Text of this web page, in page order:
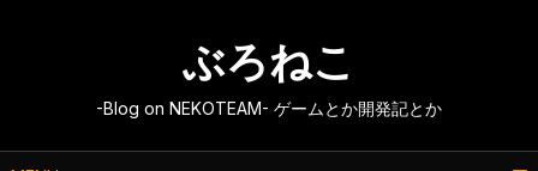
ぶろねこ
-Blog on NEKOTEAM- ゲームとか開発記とか